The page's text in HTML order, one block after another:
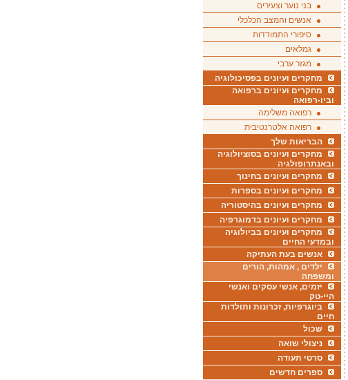
בני נוער וצעירים
אנשים והמצב הכלכלי
סיפורי התמודדות
גמלאים
מגזר ערבי
מחקרים ועיונים בפסיכולוגיה
מחקרים ועיונים ברפואה
וביו-רפואה
רפואה משלימה
רפואה אלטרנטיבית
הבריאות שלך
מחקרים ועיונים בסוציולוגיה
ובאנתרופולגיה
מחקרים ועיונים בחינוך
מחקרים ועיונים בספרות
מחקרים ועיונים בהיסטוריה
מחקרים ועיונים בדמוגרפיה
מחקרים ועיונים בביולוגיה
ובמדעי החיים
אנשים בעת העתיקה
ילדים , אמהות, הורים
ומשפחה
יזמים, אנשי עסקים ואנשי
היי-טק
ביוגרפיות, זכרונות ותולדות
חיים
שכול
ניצולי שואה
סרטי תעודה
ספרים חדשים